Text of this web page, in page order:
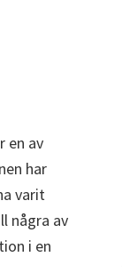
en av
har
varit
några av
i en